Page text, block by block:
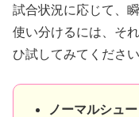
試合状況に応じて、
使い分けるには、そ
ひ試してみてください
ノーマルシュー